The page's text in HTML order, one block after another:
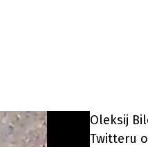
Oleksij
Twitteru